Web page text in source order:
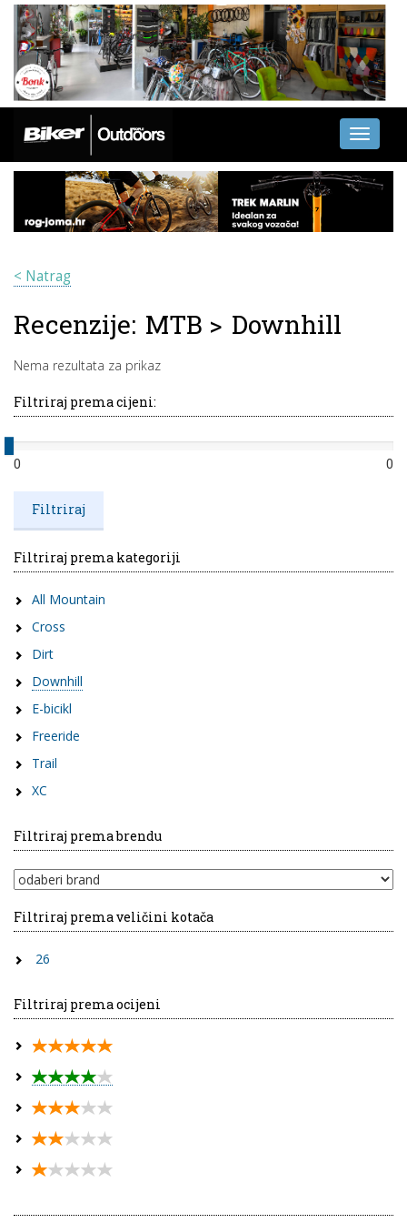
Toggle
< Natrag
Recenzije: MTB > Downhill
Nema rezultata za prikaz
Filtriraj prema cijeni:
0 0
Filtriraj prema kategoriji
All Mountain
Cross
Dirt
Downhill
E-bicikl
Freeride
Trail
XC
Filtriraj prema brendu
Filtriraj prema veličini kotača
26
Filtriraj prema ocijeni